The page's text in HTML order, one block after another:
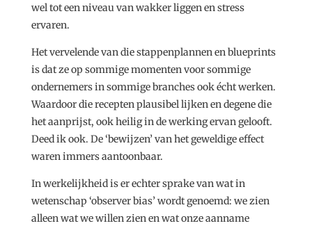
wel tot een niveau van wakker liggen en stress
ervaren.
Het vervelende van die stappenplannen en blueprints
is dat ze op sommige momenten voor sommige
ondernemers in sommige branches ook écht werken.
Waardoor die recepten plausibel lijken en degene die
het aanprijst, ook heilig in de werking ervan gelooft.
Deed ik ook. De ‘bewijzen’ van het geweldige effect
waren immers aantoonbaar.
In werkelijkheid is er echter sprake van wat in
wetenschap ‘observer bias’ wordt genoemd: we zien
alleen wat we willen zien en wat onze aanname